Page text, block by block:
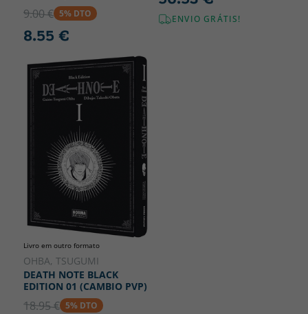
9.00 € 5% DTO
8.55 €
ENVIO GRÁTIS!
Livro em outro formato
OHBA, TSUGUMI
DEATH NOTE BLACK
EDITION 01 (CAMBIO PVP)
18.95 € 5% DTO